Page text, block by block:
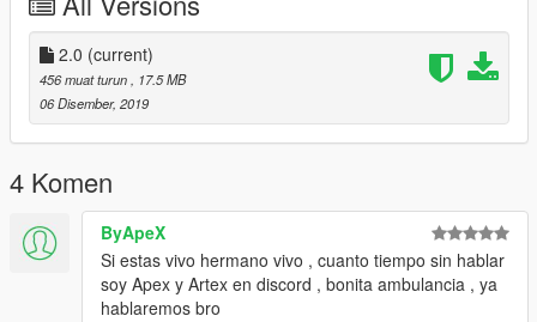
2.0 (current)
456 muat turun
, 17.5 MB
06 Disember, 2019
4 Komen
ByApeX
Si estas vivo hermano vivo , cuanto tiempo sin hablar
soy Apex y Artex en discord , bonita ambulancia , ya
hablaremos bro